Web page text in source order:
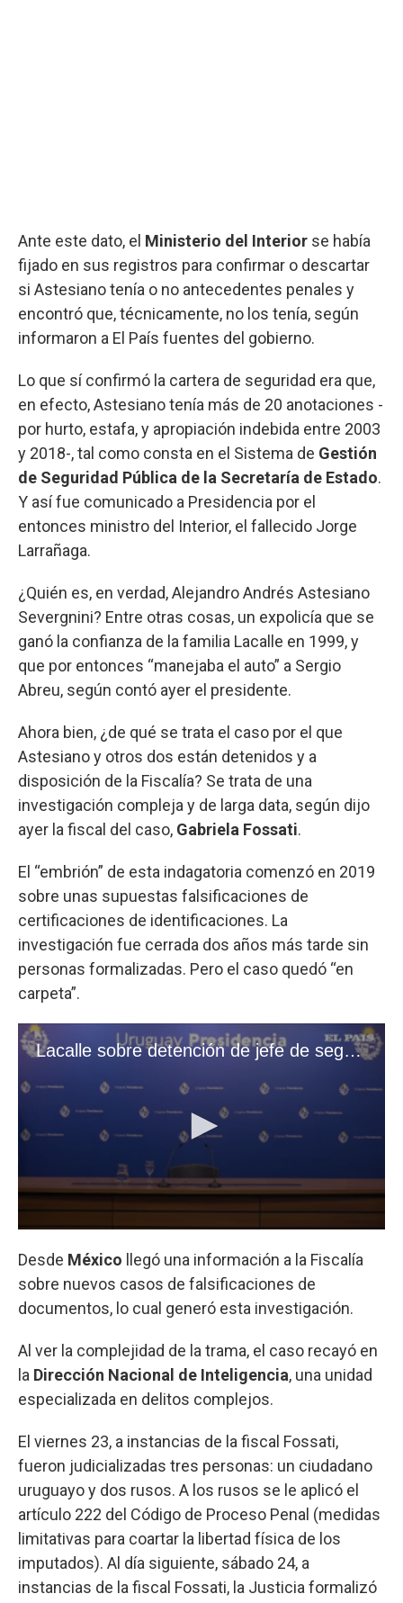
Ante este dato, el Ministerio del Interior se había
fijado en sus registros para confirmar o descartar
si Astesiano tenía o no antecedentes penales y
encontró que, técnicamente, no los tenía, según
informaron a El País fuentes del gobierno.
Lo que sí confirmó la cartera de seguridad era que,
en efecto, Astesiano tenía más de 20 anotaciones -
por hurto, estafa, y apropiación indebida entre 2003
y 2018-, tal como consta en el Sistema de Gestión
de Seguridad Pública de la Secretaría de Estado.
Y así fue comunicado a Presidencia por el
entonces ministro del Interior, el fallecido Jorge
Larrañaga.
¿Quién es, en verdad, Alejandro Andrés Astesiano
Severgnini? Entre otras cosas, un expolicía que se
ganó la confianza de la familia Lacalle en 1999, y
que por entonces “manejaba el auto” a Sergio
Abreu, según contó ayer el presidente.
Ahora bien, ¿de qué se trata el caso por el que
Astesiano y otros dos están detenidos y a
disposición de la Fiscalía? Se trata de una
investigación compleja y de larga data, según dijo
ayer la fiscal del caso, Gabriela Fossati.
El “embrión” de esta indagatoria comenzó en 2019
sobre unas supuestas falsificaciones de
certificaciones de identificaciones. La
investigación fue cerrada dos años más tarde sin
personas formalizadas. Pero el caso quedó “en
carpeta”.
Desde México
llegó una información a la Fiscalía
sobre nuevos casos de falsificaciones de
documentos, lo cual generó esta investigación.
Al ver la complejidad de la trama, el caso recayó en
la Dirección Nacional de Inteligencia, una unidad
especializada en delitos complejos.
El viernes 23, a instancias de la fiscal Fossati,
fueron judicializadas tres personas: un ciudadano
uruguayo y dos rusos. A los rusos se le aplicó el
artículo 222 del Código de Proceso Penal (medidas
limitativas para coartar la libertad física de los
imputados). Al día siguiente, sábado 24, a
instancias de la fiscal Fossati, la Justicia formalizó